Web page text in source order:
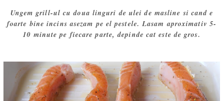
Ungem grill-ul cu doua linguri de ulei de masline si cand e
foarte bine incins asezam pe el pestele. Lasam aproximativ 5-
10 minute pe fiecare parte, depinde cat este de gros.